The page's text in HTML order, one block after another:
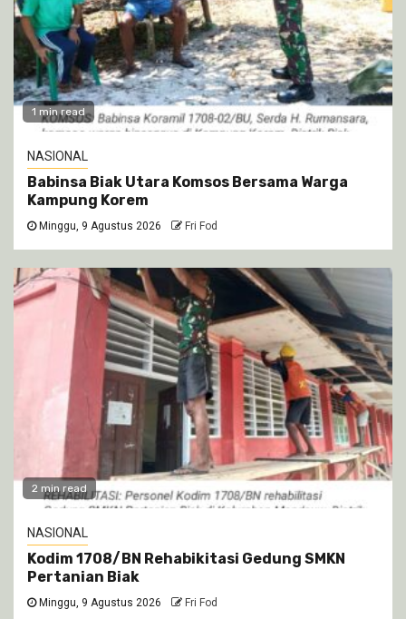
1 min read
NASIONAL
Babinsa Biak Utara Komsos Bersama Warga
Kampung Korem
Minggu, 9 Agustus 2026 Fri Fod
2 min read
NASIONAL
Kodim 1708/BN Rehabikitasi Gedung SMKN
Pertanian Biak
Minggu, 9 Agustus 2026 Fri Fod